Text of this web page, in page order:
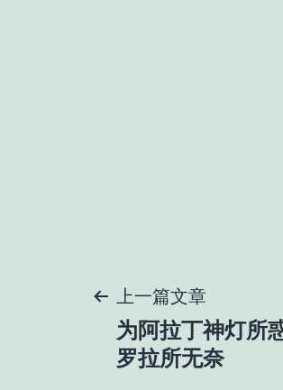
文
章
上一篇文章
为阿拉丁神灯所
罗拉所无奈